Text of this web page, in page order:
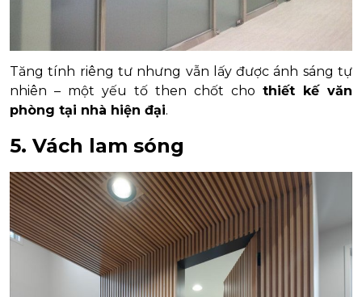
Tăng tính riêng tư nhưng vẫn lấy được ánh sáng tự
nhiên – một yếu tố then chốt cho thiết kế văn
phòng tại nhà hiện đại.
5. Vách lam sóng